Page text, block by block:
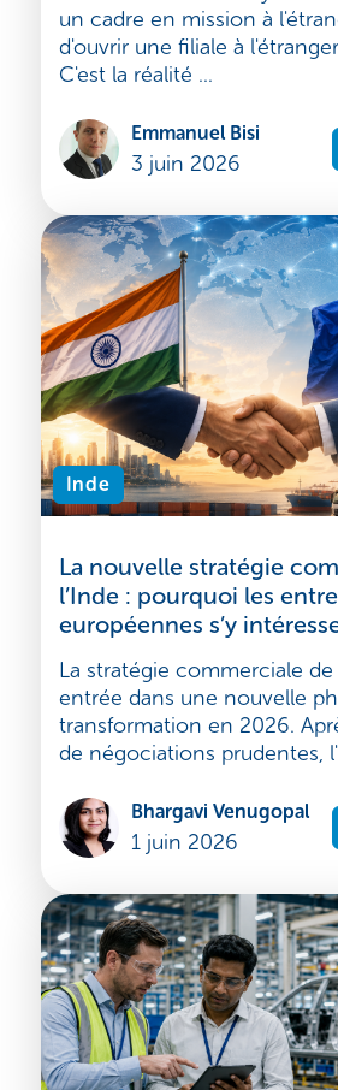
Portage salarial
fonctionnement, coûts
choix
Vous souhaitez envoyer un
un cadre en mission à
d'ouvrir une filiale à
Emmanuel Bisi
3 juin 2026
Inde
La nouvelle stratégie
l’Inde : pourquoi les
européennes s’y
La stratégie commerciale de
entrée dans une nouvelle
transformation en 2026.
Bhargavi Venugopal
1 juin 2026